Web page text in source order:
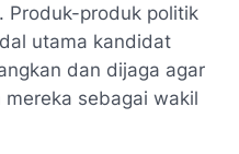
Produk-produk politik
utama kandidat
dan dijaga agar
sebagai wakil